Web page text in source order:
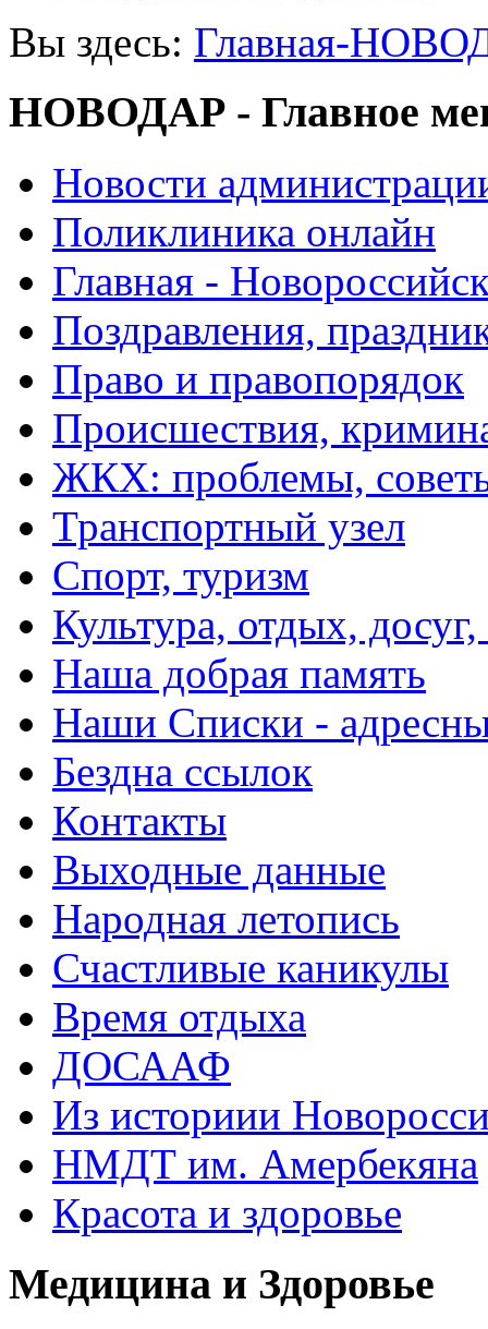
Вы здесь: Главная-
НОВОДАР - Главное
Новости
Поликлиника онлайн
Главная -
Поздравления,
Право и правопорядок
Происшествия,
ЖКХ: проблемы,
Транспортный узел
Спорт, туризм
Культура, отдых,
Наша добрая память
Наши Списки -
Бездна ссылок
Контакты
Выходные данные
Народная летопись
Счастливые каникулы
Время отдыха
ДОСААФ
Из историии
НМДТ им. Амербекяна
Красота и здоровье
Медицина и Здоровье